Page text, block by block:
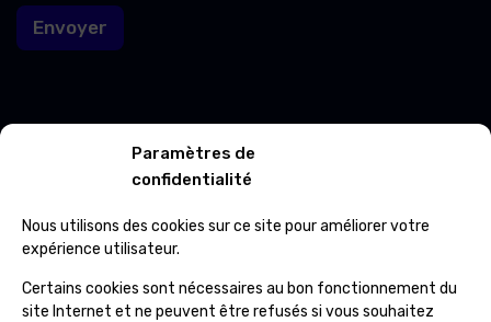
Paramètres de
confidentialité
Nous utilisons des cookies sur ce site pour améliorer votre
expérience utilisateur.
Certains cookies sont nécessaires au bon fonctionnement du
site Internet et ne peuvent être refusés si vous souhaitez
l
-
Envoyer
Contacts
(+32) 65 84 33 69
info@ospcleaning.be